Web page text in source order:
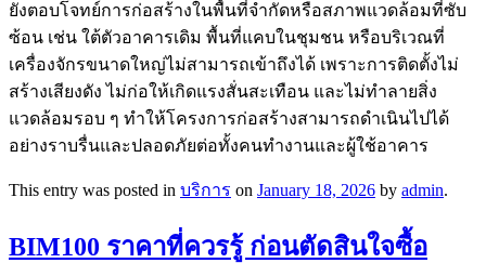
ยังตอบโจทย์การก่อสร้างในพื้นที่จำกัดหรือสภาพแวดล้อมที่ซับ
ซ้อน เช่น ใต้ตัวอาคารเดิม พื้นที่แคบในชุมชน หรือบริเวณที่
เครื่องจักรขนาดใหญ่ไม่สามารถเข้าถึงได้ เพราะการติดตั้งไม่
สร้างเสียงดัง ไม่ก่อให้เกิดแรงสั่นสะเทือน และไม่ทำลายสิ่ง
แวดล้อมรอบ ๆ ทำให้โครงการก่อสร้างสามารถดำเนินไปได้
อย่างราบรื่นและปลอดภัยต่อทั้งคนทำงานและผู้ใช้อาคาร
This entry was posted in บริการ on January 18, 2026 by admin.
BIM100 ราคาที่ควรรู้ ก่อนตัดสินใจซื้อ